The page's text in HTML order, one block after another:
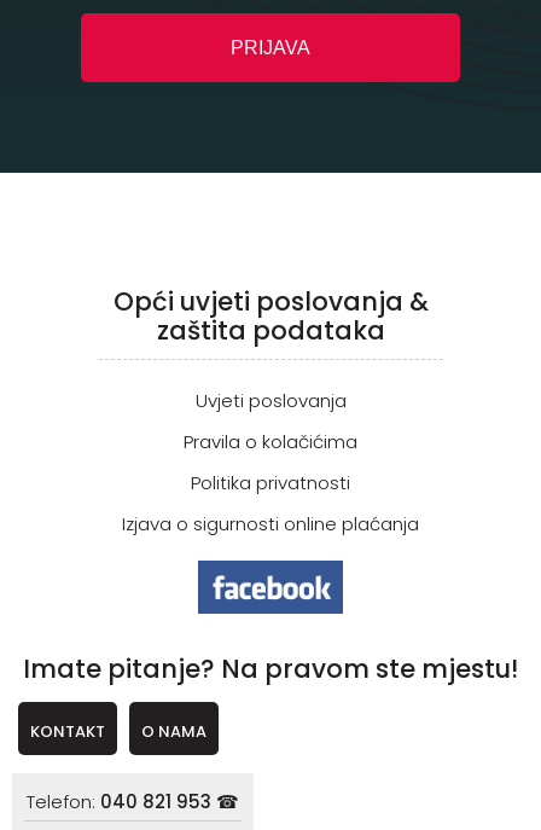
Opći uvjeti poslovanja &
zaštita podataka
Uvjeti poslovanja
Pravila o kolačićima
Politika privatnosti
Izjava o sigurnosti online plaćanja
Imate pitanje? Na pravom ste mjestu!
KONTAKT O NAMA
Telefon: 040 821 953 ☎